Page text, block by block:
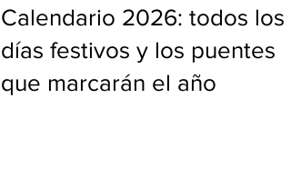
Calendario 2026: todos los
días festivos y los puentes
que marcarán el año